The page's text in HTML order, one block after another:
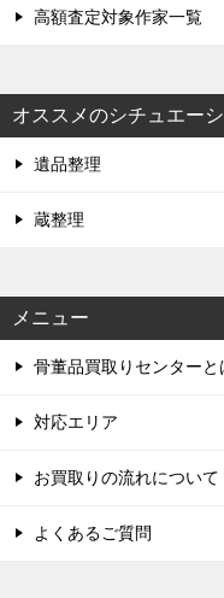
高額査定対象作家一覧
オススメのシチュエー
遺品整理
蔵整理
メニュー
骨董品買取りセンターと
対応エリア
お買取りの流れについて
よくあるご質問